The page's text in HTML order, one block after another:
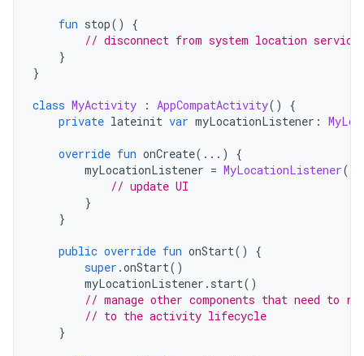
fun stop()
{
// disconnect from system location service
}
}
class MyActivity : AppCompatActivity()
{
private lateinit var myLocationListener :
override fun onCreate(...)
{
myLocationListener = MyLocationListener(
// update UI
}
}
public override fun onStart()
{
super .onStart()
myLocationListener . start()
// manage other components that need to
// to the activity lifecycle
}